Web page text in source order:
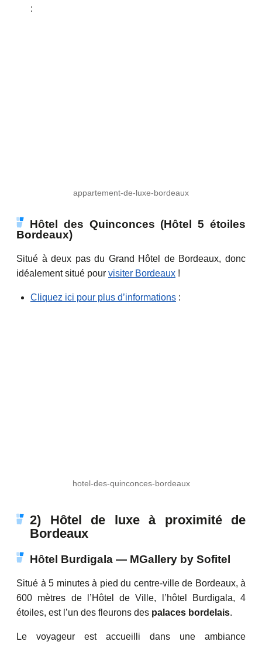
:
appartement-de-luxe-bordeaux
Hôtel des Quinconces (Hôtel 5 étoiles
Bordeaux)
Situé à deux pas du Grand Hôtel de Bordeaux, donc
idéalement situé pour visiter Bordeaux !
Cliquez ici pour plus d’informations :
hotel-des-quinconces-bordeaux
2) Hôtel de luxe à proximité de
Bordeaux
Hôtel Burdigala — MGallery by Sofitel
Situé à 5 minutes à pied du centre-ville de Bordeaux, à
600 mètres de l’Hôtel de Ville, l’hôtel Burdigala, 4
étoiles, est l’un des fleurons des palaces bordelais.
Le voyageur est accueilli dans une ambiance